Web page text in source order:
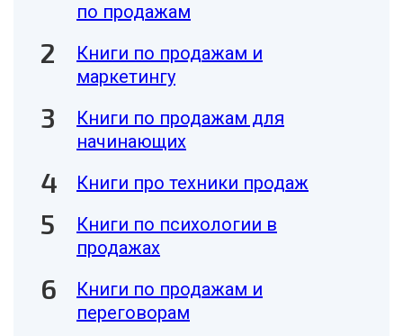
по продажам
Книги по продажам и
маркетингу
Книги по продажам для
начинающих
Книги про техники продаж
Книги по психологии в
продажах
Книги по продажам и
переговорам